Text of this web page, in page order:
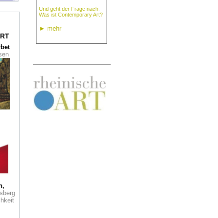
Und geht der Frage nach:
Was ist Contemporary Art?
► mehr
an